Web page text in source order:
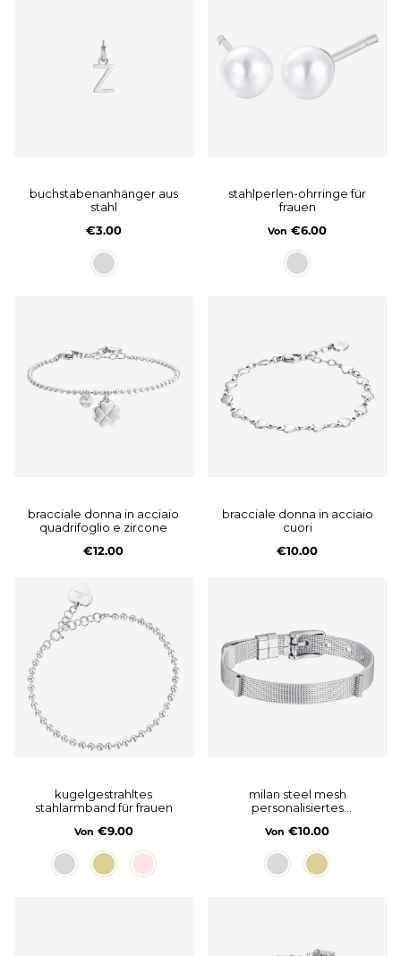
buchstabenanhänger aus
stahl
€3.00
stahlperlen-ohrringe für
frauen
Von €6.00
bracciale donna in acciaio
quadrifoglio e zircone
€12.00
bracciale donna in acciaio
cuori
€10.00
kugelgestrahltes
stahlarmband für frauen
Von €9.00
milan steel mesh
personalisiertes
Von €10.00